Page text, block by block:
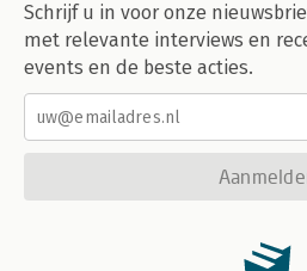
Schrijf u in voor onze
met relevante interviews en
events en de beste acties.